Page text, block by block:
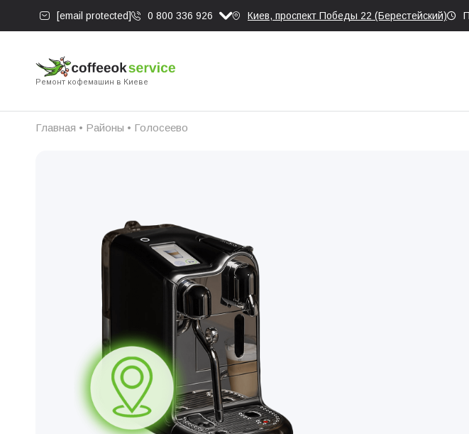
[email protected] 0 800 336 926 Киев, проспект Победы 22 (Берестейский)
Ремонт кофемашин в Киеве
Главная • Районы • Голосеево